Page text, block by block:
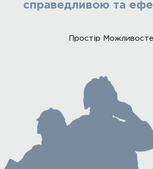
справедливою та
Простір